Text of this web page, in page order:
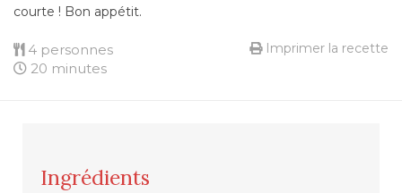
courte ! Bon appétit.
4 personnes
20 minutes
Imprimer la recette
Ingrédients